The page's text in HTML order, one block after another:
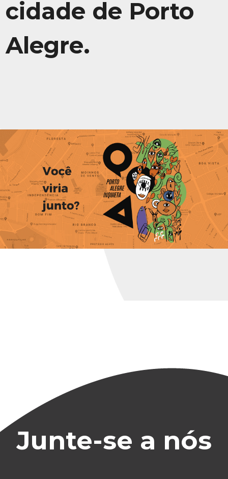
cidade de Porto
Alegre.
Junte-se a nós